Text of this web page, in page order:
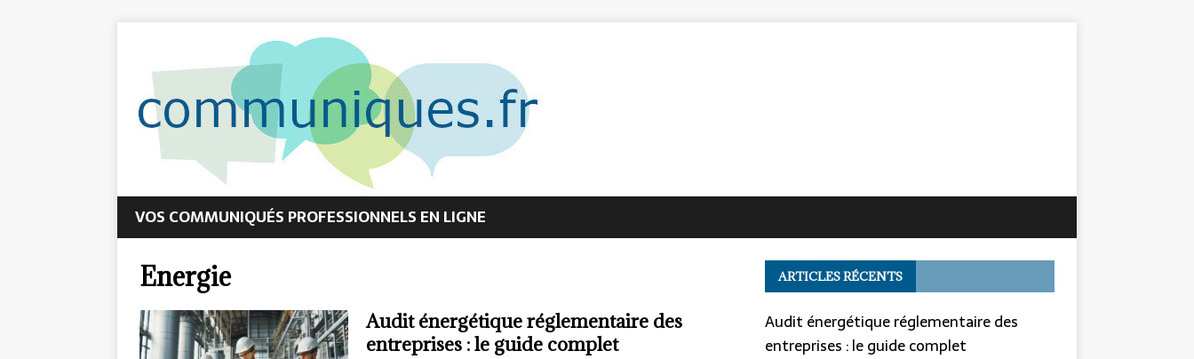
VOS COMMUNIQUÉS PROFESSIONNELS EN LIGNE
Energie
Audit énergétique réglementaire des
entreprises : le guide complet
ARTICLES RÉCENTS
Audit énergétique réglementaire des
entreprises : le guide complet